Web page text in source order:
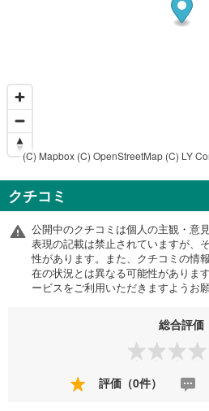
(C) Mapbox (C) OpenStreetMap (C) LY
クチコミ
公開中のクチコミは個人の主観・意
表現の記載は禁止されていますが、
性があります。また、クチコミの情
在の状況とは異なる可能性がありま
ービスをご利用いただきますようお
総合評価
評価（0件）